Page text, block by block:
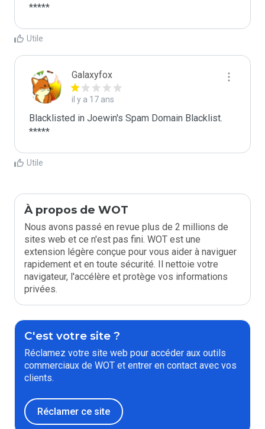
*****
Utile
Galaxyfox
il y a 17 ans
Blacklisted in Joewin's Spam Domain Blacklist.
*****
Utile
À propos de WOT
Nous avons passé en revue plus de 2 millions de
sites web et ce n'est pas fini. WOT est une
extension légère conçue pour vous aider à naviguer
rapidement et en toute sécurité. Il nettoie votre
navigateur, l'accélère et protège vos informations
privées.
C'est votre site ?
Réclamez votre site web pour accéder aux outils
commerciaux de WOT et entrer en contact avec vos
clients.
Réclamer ce site